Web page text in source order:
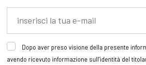
Dopo aver preso visione della presente
avendo ricevuto informazione sull’identità del